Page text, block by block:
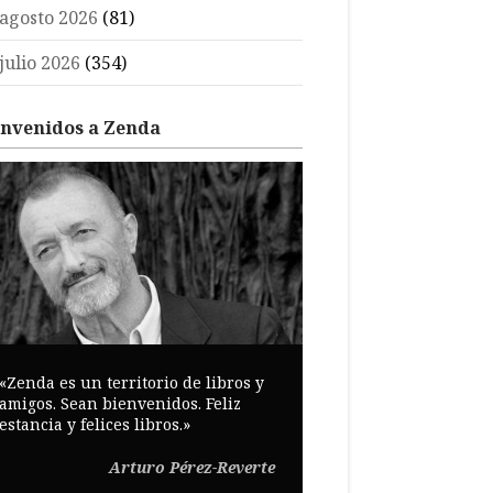
2026 (81)
2026 (354)
a Zenda
es un territorio de libros y
Sean bienvenidos. Feliz
y felices libros.»
Arturo Pérez-Reverte